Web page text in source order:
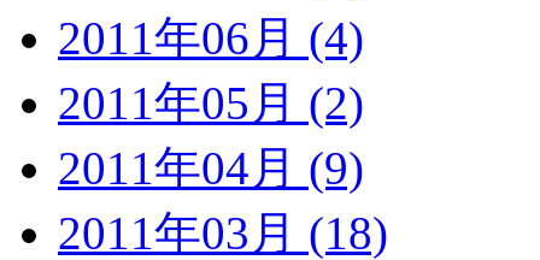
2011年06月 (4)
2011年05月 (2)
2011年04月 (9)
2011年03月 (18)